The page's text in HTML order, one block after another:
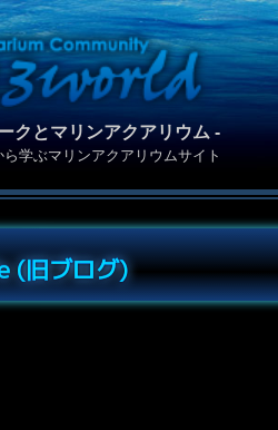
クとマリンアクアリウム -
学ぶマリンアクアリウムサイト
(旧ブログ)